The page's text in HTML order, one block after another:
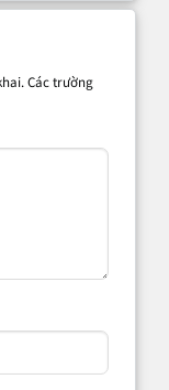
Các trường